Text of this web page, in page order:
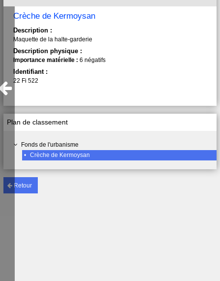
Retour
Plan de classement
Fonds de l'urbanisme
•
Crèche de Kermoysan
Crèche de Kermoysan
Description :
Maquette de la halte-garderie
Description physique :
Importance matérielle : 6 négatifs
Identifiant :
22 Fi 522